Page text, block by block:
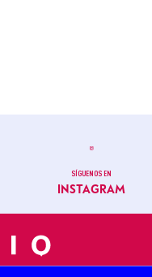
SÍGUENOS EN
INSTAGRAM